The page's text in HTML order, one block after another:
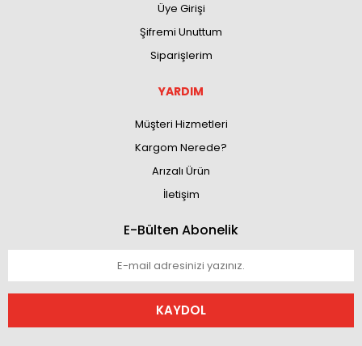
Üye Girişi
Şifremi Unuttum
Siparişlerim
YARDIM
Müşteri Hizmetleri
Kargom Nerede?
Arızalı Ürün
İletişim
E-Bülten Abonelik
KAYDOL